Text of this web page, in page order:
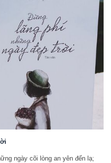
ngày cõi lòng an yên đến lạ;